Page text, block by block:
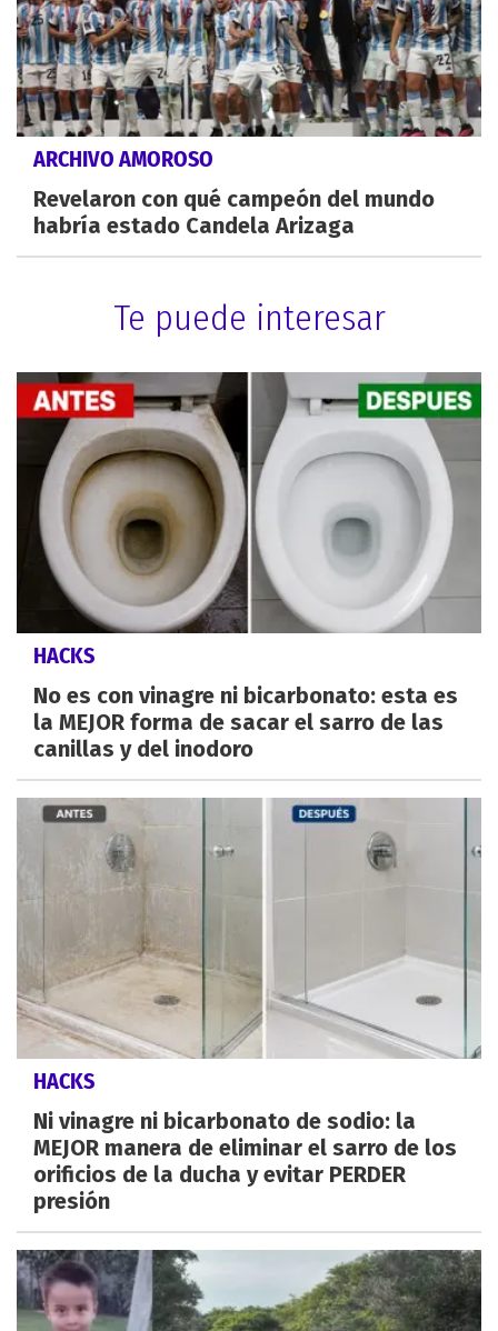
ARCHIVO AMOROSO
Revelaron con qué campeón del mundo
habría estado Candela Arizaga
Te puede interesar
HACKS
No es con vinagre ni bicarbonato: esta es
la MEJOR forma de sacar el sarro de las
canillas y del inodoro
HACKS
Ni vinagre ni bicarbonato de sodio: la
MEJOR manera de eliminar el sarro de los
orificios de la ducha y evitar PERDER
presión